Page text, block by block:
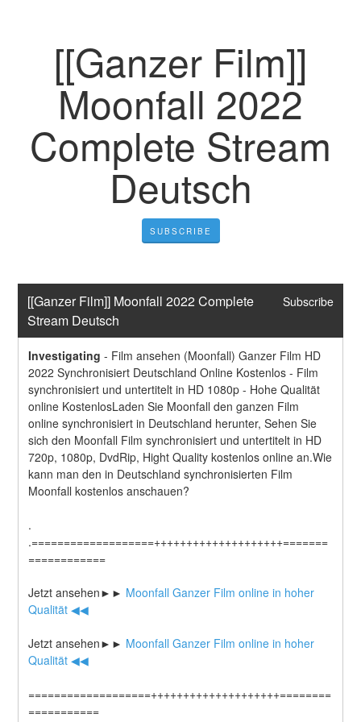
[[Ganzer Film]]
Moonfall 2022
Complete Stream
Deutsch
SUBSCRIBE
[[Ganzer Film]] Moonfall 2022 Complete
Stream Deutsch
Subscribe
Investigating - Film ansehen (Moonfall) Ganzer Film HD
2022 Synchronisiert Deutschland Online Kostenlos - Film
synchronisiert und untertitelt in HD 1080p - Hohe Qualität
online KostenlosLaden Sie Moonfall den ganzen Film
online synchronisiert in Deutschland herunter, Sehen Sie
sich den Moonfall Film synchronisiert und untertitelt in HD
720p, 1080p, DvdRip, Hight Quality kostenlos online an.Wie
kann man den in Deutschland synchronisierten Film
Moonfall kostenlos anschauen?
.
.===================++++++++++++++++++++=======
============
Jetzt ansehen►► Moonfall Ganzer Film online in hoher
Qualität ◀◀
Jetzt ansehen►► Moonfall Ganzer Film online in hoher
Qualität ◀◀
===================++++++++++++++++++++========
===========